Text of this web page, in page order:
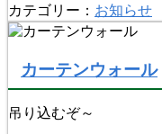
カテゴリー： お知らせ
カーテンウォール
吊り込むぞ～